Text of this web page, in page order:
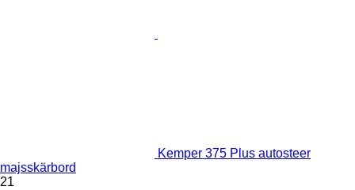
Kemper 375 Plus autosteer
majsskärbord
21